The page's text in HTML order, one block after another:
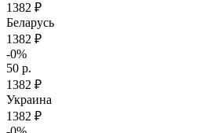
1382 ₽
Беларусь
1382 ₽
-0%
50 р.
1382 ₽
Украина
1382 ₽